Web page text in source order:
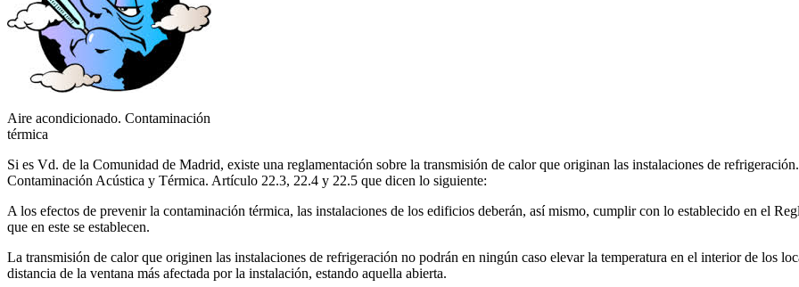
Aire acondicionado. Contaminación
térmica
Si es Vd. de la Comunidad de Madrid, existe una reglamentación sobre la transmisión de calor que originan las instalaciones de
Contaminación Acústica y Térmica. Artículo 22.3, 22.4 y 22.5 que dicen lo siguiente:
A los efectos de prevenir la contaminación térmica, las instalaciones de los edificios deberán, así mismo, cumplir con lo establecido en el
que en este se establecen.
La transmisión de calor que originen las instalaciones de refrigeración no podrán en ningún caso elevar la temperatura en el interior de los
distancia de la ventana más afectada por la instalación, estando aquella abierta.